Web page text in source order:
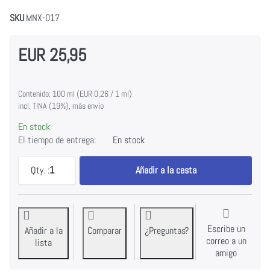
SKUMNX-017
EUR 25,95
Contenido: 100 ml (EUR 0,26 / 1 ml)
incl. TINA (19%), más envío
En stock
El tiempo de entrega:
En stock
Qty. :1
NeoLumo 2 Synergy Loción para manos y cuerpo
Añadir a la cesta
Añadir a la
lista
Comparar ¿Preguntas?
Escribe un
correo a un
amigo